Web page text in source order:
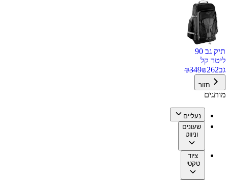
תיק גב 90
ליטר קל
גב
₪262
₪349
חזור
מותגים
נעליים
שעונים
וניווט
ציוד
טקטי